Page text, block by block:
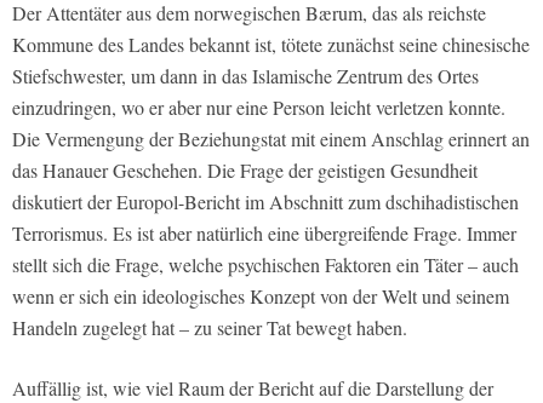
Der Attentäter aus dem norwegischen Bærum, das als reichste
Kommune des Landes bekannt ist, tötete zunächst seine chinesische
Stiefschwester, um dann in das Islamische Zentrum des Ortes
einzudringen, wo er aber nur eine Person leicht verletzen konnte.
Die Vermengung der Beziehungstat mit einem Anschlag erinnert an
das Hanauer Geschehen. Die Frage der geistigen Gesundheit
diskutiert der Europol-Bericht im Abschnitt zum dschihadistischen
Terrorismus. Es ist aber natürlich eine übergreifende Frage. Immer
stellt sich die Frage, welche psychischen Faktoren ein Täter – auch
wenn er sich ein ideologisches Konzept von der Welt und seinem
Handeln zugelegt hat – zu seiner Tat bewegt haben.
Auffällig ist, wie viel Raum der Bericht auf die Darstellung der